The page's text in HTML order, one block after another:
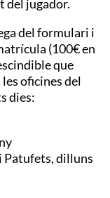
del jugador.
del formulari i
(100€ en
que
oficines del
dies:
Patufets, dilluns